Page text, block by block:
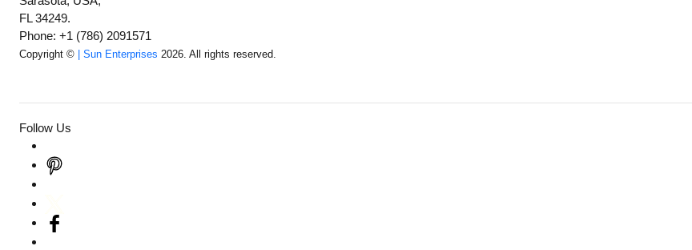
FL 34249.
Phone: +1 (786) 2091571
Copyright © | Sun Enterprises 2026. All rights reserved.
Follow Us